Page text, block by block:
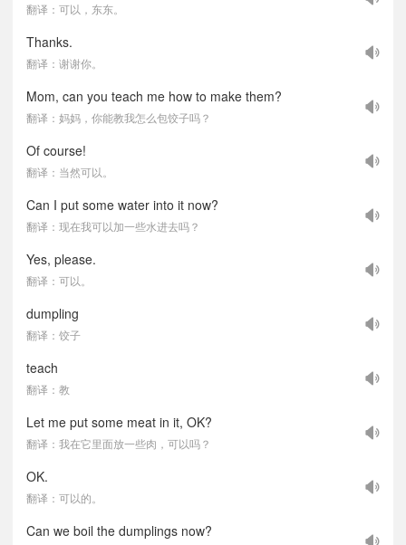
翻译：可以，东东。
Thanks.
翻译：谢谢你。
Mom, can you teach me how to make them?
翻译：妈妈，你能教我怎么包饺子吗？
Of course!
翻译：当然可以。
Can I put some water into it now?
翻译：现在我可以加一些水进去吗？
Yes, please.
翻译：可以。
dumpling
翻译：饺子
teach
翻译：教
Let me put some meat in it, OK?
翻译：我在它里面放一些肉，可以吗？
OK.
翻译：可以的。
Can we boil the dumplings now?